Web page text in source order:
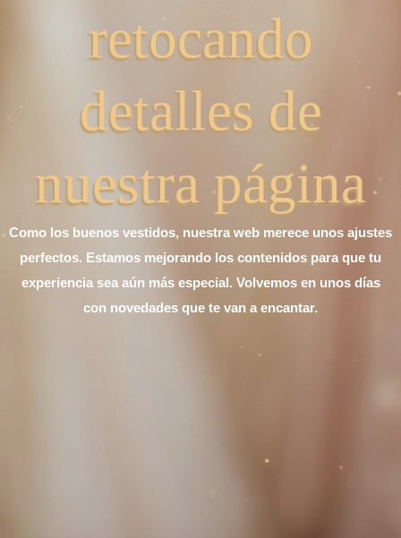
retocando
detalles de
nuestra página
Como los buenos vestidos, nuestra web merece unos ajustes
perfectos. Estamos mejorando los contenidos para que tu
experiencia sea aún más especial. Volvemos en unos días
con novedades que te van a encantar.